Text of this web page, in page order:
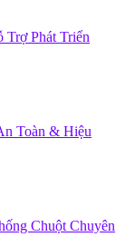
Phát Triển
Toàn & Hiệu
Chuột Chuyên